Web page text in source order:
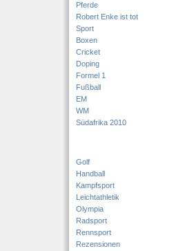
Pferde
Robert Enke ist tot
Sport
Boxen
Cricket
Doping
Formel 1
Fußball
EM
WM
Südafrika 2010
Golf
Handball
Kampfsport
Leichtathletik
Olympia
Radsport
Rennsport
Rezensionen